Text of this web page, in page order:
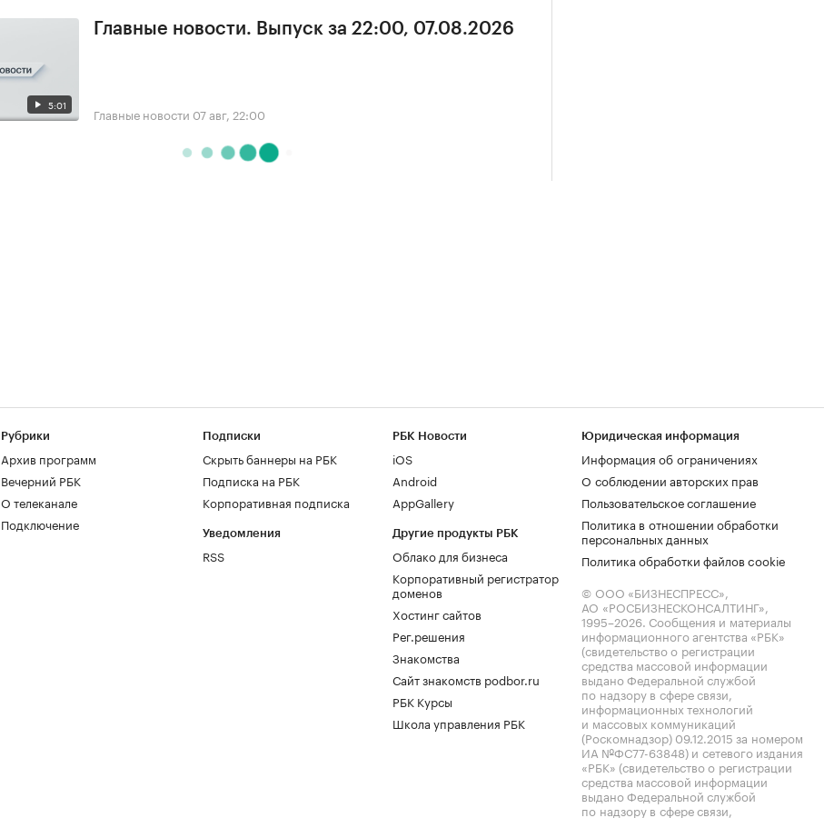
5:01
Главные новости. Выпуск за 22:00, 07.08.2026
Главные новости 07 авг, 22:00
Рубрики
Архив программ
Вечерний РБК
О телеканале
Подключение
Подписки
Скрыть баннеры на РБК
Подписка на РБК
Корпоративная подписка
Уведомления
RSS
РБК Новости
iOS
Android
AppGallery
Другие продукты РБК
Облако для бизнеса
Корпоративный регистратор
доменов
Хостинг сайтов
Рег.решения
Знакомства
Сайт знакомств podbor.ru
РБК Курсы
Школа управления РБК
Юридическая информация
Информация об ограничениях
О соблюдении авторских прав
Пользовательское соглашение
Политика в отношении обработки
персональных данных
Политика обработки файлов cookie
© ООО «БИЗНЕСПРЕСС»,
АО «РОСБИЗНЕСКОНСАЛТИНГ»,
1995–2026. Сообщения и материалы
информационного агентства «РБК»
(свидетельство о регистрации
средства массовой информации
выдано Федеральной службой
по надзору в сфере связи,
информационных технологий
и массовых коммуникаций
(Роскомнадзор) 09.12.2015 за номером
ИА №ФС77-63848) и сетевого издания
«РБК» (свидетельство о регистрации
средства массовой информации
выдано Федеральной службой
по надзору в сфере связи,